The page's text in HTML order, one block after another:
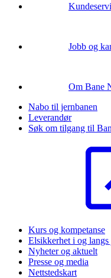
Jobb og
Om Bane
Nabo til jernbanen
Leverandør
Søk om tilgang til
Kurs og kompetanse
Elsikkerhet i og
Nyheter og aktuelt
Presse og media
Nettstedskart